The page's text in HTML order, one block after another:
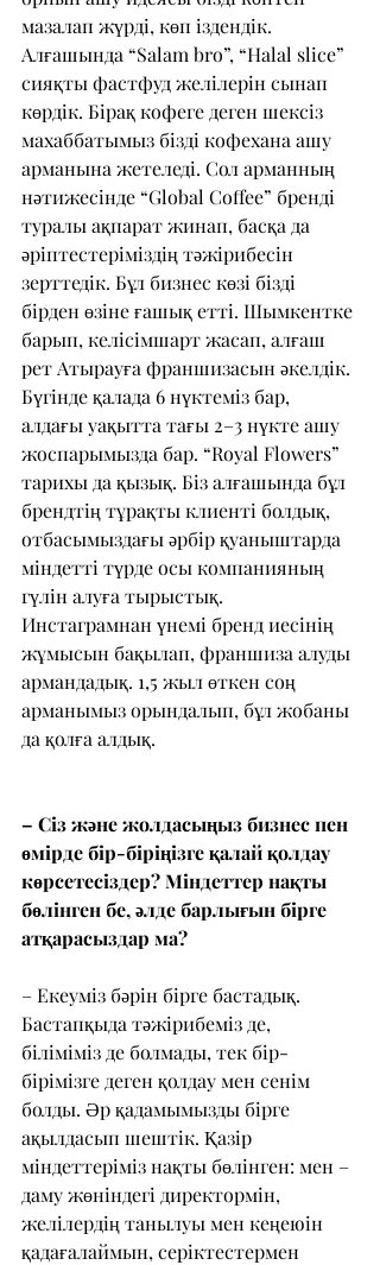
мазалап жүрді, көп іздендік.
Алғашында “Salam bro”, “Halal slice”
сияқты фастфуд желілерін сынап
көрдік. Бірақ кофеге деген шексіз
махаббатымыз бізді кофехана ашу
арманына жетеледі. Сол арманның
нәтижесінде “Global Coffee” бренді
туралы ақпарат жинап, басқа да
әріптестеріміздің тәжірибесін
зерттедік. Бұл бизнес көзі бізді
бірден өзіне ғашық етті. Шымкентке
барып, келісімшарт жасап, алғаш
рет Атырауға франшизасын әкелдік.
Бүгінде қалада 6 нүктеміз бар,
алдағы уақытта тағы 2–3 нүкте ашу
жоспарымызда бар. “Royal Flowers”
тарихы да қызық. Біз алғашында бұл
брендтің тұрақты клиенті болдық,
отбасымыздағы әрбір қуаныштарда
міндетті түрде осы компанияның
гүлін алуға тырыстық.
Инстаграмнан үнемі бренд иесінің
жұмысын бақылап, франшиза алуды
армандадық. 1,5 жыл өткен соң
арманымыз орындалып, бұл жобаны
да қолға алдық.
– Сіз және жолдасыңыз бизнес пен
өмірде бір-біріңізге қалай қолдау
көрсетесіздер? Міндеттер нақты
бөлінген бе, әлде барлығын бірге
атқарасыздар ма?
– Екеуміз бәрін бірге бастадық.
Бастапқыда тәжірибеміз де,
біліміміз де болмады, тек бір-
бірімізге деген қолдау мен сенім
болды. Әр қадамымызды бірге
ақылдасып шештік. Қазір
міндеттеріміз нақты бөлінген: мен –
даму жөніндегі директормін,
желілердің танылуы мен кеңеюін
қадағалаймын, серіктестермен